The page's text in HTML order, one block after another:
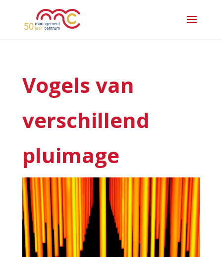
Vogels van
verschillend
pluimage